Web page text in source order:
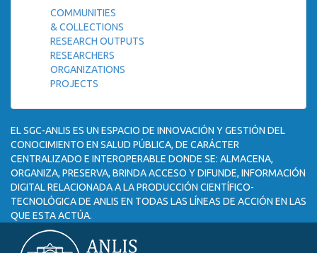
COMMUNITIES
& COLLECTIONS
RESEARCH OUTPUTS
RESEARCHERS
ORGANIZATIONS
PROJECTS
EL SGC-ANLIS ES UN ESPACIO DE INNOVACIÓN Y GESTIÓN DEL
CONOCIMIENTO EN SALUD PÚBLICA, DE CARÁCTER
CENTRALIZADO E INTEROPERABLE DONDE SE: ALMACENA,
ORGANIZA, PRESERVA, BRINDA ACCESO Y DIFUNDE, INFORMACIÓN
DIGITAL RELACIONADA A LA PRODUCCIÓN CIENTÍFICO-
TECNOLÓGICA DE ANLIS EN TODAS LAS LÍNEAS DE ACCIÓN EN LAS
QUE ESTA ACTÚA.